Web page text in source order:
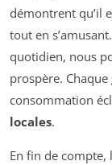
démontrent qu’il
tout en
quotidien, nous
prospère.
consommation
locales.
En fin de